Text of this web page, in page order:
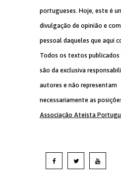
portugueses. Hoje, este é
divulgação de opinião e
pessoal daqueles que aqui
Todos os textos publicados
são da exclusiva
autores e não representam
necessariamente as
Associação Ateísta